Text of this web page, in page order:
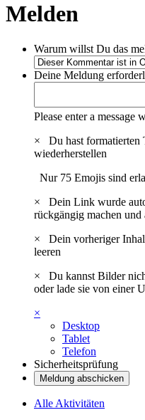
Melden
Warum willst Du das
Deine Meldung
Please enter a message
×
Du hast
wiederherstellen
Nur 75 Emojis sind
×
Dein Link wurde
rückgängig machen
×
Dein vorheriger
leeren
×
Du kannst Bilder
oder lade sie von einer
×
Desktop
Tablet
Telefon
Sicherheitsprüfung
Meldung abschicken
Alle Aktivitäten